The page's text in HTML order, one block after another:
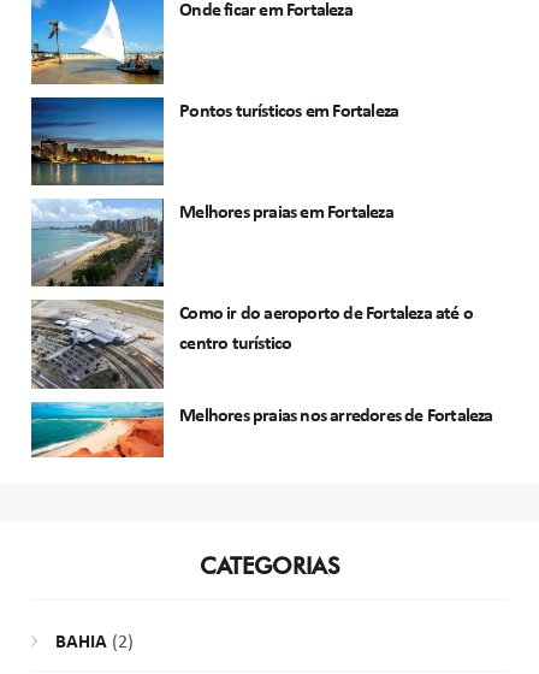
Onde ficar em Fortaleza
Pontos turísticos em Fortaleza
Melhores praias em Fortaleza
Como ir do aeroporto de Fortaleza até o
centro turístico
Melhores praias nos arredores de Fortaleza
CATEGORIAS
BAHIA(2)